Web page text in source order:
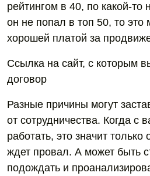
рейтингом в 40, по какой-то
он не попал в топ 50, то это
хорошей платой за
Ссылка на сайт, с которым
договор
Разные причины могут
от сотрудничества. Когда с
работать, это значит
ждет провал. А может быть
подождать и